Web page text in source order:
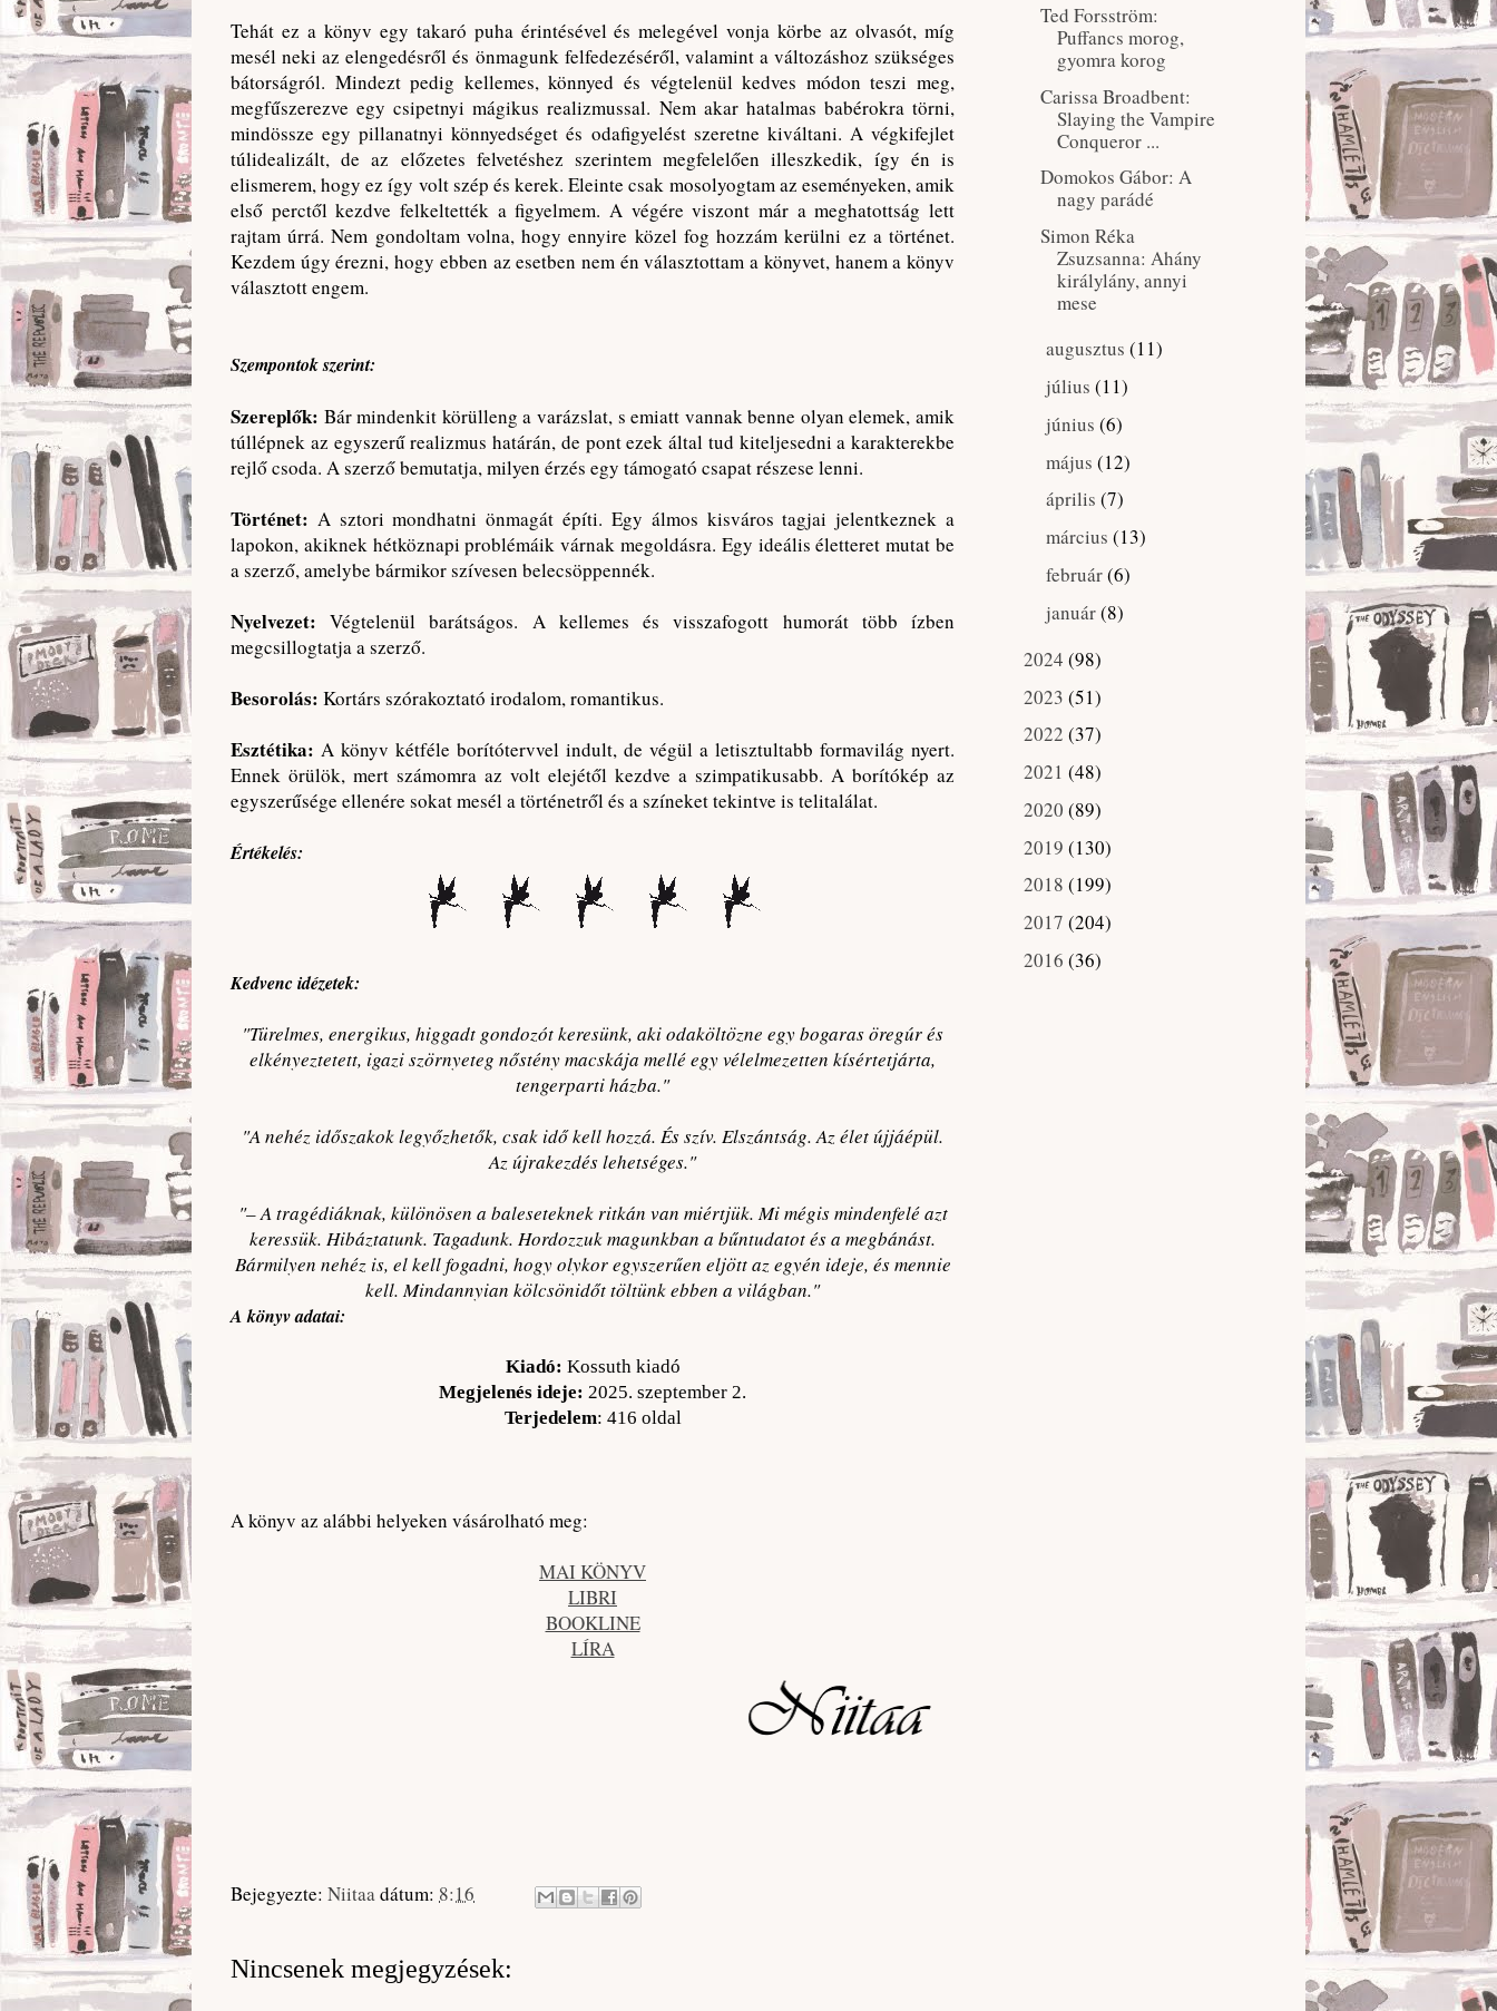
Tehát ez a könyv egy takaró puha érintésével és melegével vonja körbe az olvasót, míg
mesél neki az elengedésről és önmagunk felfedezéséről, valamint a változáshoz szükséges
bátorságról. Mindezt pedig kellemes, könnyed és végtelenül kedves módon teszi meg,
megfűszerezve egy csipetnyi mágikus realizmussal. Nem akar hatalmas babérokra törni,
mindössze egy pillanatnyi könnyedséget és odafigyelést szeretne kiváltani. A végkifejlet
túlidealizált, de az előzetes felvetéshez szerintem megfelelően illeszkedik, így én is
elismerem, hogy ez így volt szép és kerek. Eleinte csak mosolyogtam az eseményeken, amik
első perctől kezdve felkeltették a figyelmem. A végére viszont már a meghatottság lett
rajtam úrrá. Nem gondoltam volna, hogy ennyire közel fog hozzám kerülni ez a történet.
Kezdem úgy érezni, hogy ebben az esetben nem én választottam a könyvet, hanem a könyv
választott engem.
Szempontok szerint:
Szereplők: Bár mindenkit körülleng a varázslat, s emiatt vannak benne olyan elemek, amik
túllépnek az egyszerű realizmus határán, de pont ezek által tud kiteljesedni a karakterekbe
rejlő csoda. A szerző bemutatja, milyen érzés egy támogató csapat részese lenni.
Történet: A sztori mondhatni önmagát építi. Egy álmos kisváros tagjai jelentkeznek a
lapokon, akiknek hétköznapi problémáik várnak megoldásra. Egy ideális életteret mutat be
a szerző, amelybe bármikor szívesen belecsöppennék.
Nyelvezet:Végtelenül barátságos. A kellemes és visszafogott humorát több ízben
megcsillogtatja a szerző.
Besorolás: Kortárs szórakoztató irodalom, romantikus.
Esztétika: A könyv kétféle borítótervvel indult, de végül a letisztultabb formavilág nyert.
Ennek örülök, mert számomra az volt elejétől kezdve a szimpatikusabb. A borítókép az
egyszerűsége ellenére sokat mesél a történetről és a színeket tekintve is telitalálat.
Értékelés:
Kedvenc idézetek:
"Türelmes, energikus, higgadt gondozót keresünk, aki odaköltözne egy bogaras öregúr és
elkényeztetett, igazi szörnyeteg nőstény macskája mellé egy vélelmezetten kísértetjárta,
tengerparti házba."
"A nehéz időszakok legyőzhetők, csak idő kell hozzá. És szív. Elszántság. Az élet újjáépül.
Az újrakezdés lehetséges."
"– A tragédiáknak, különösen a baleseteknek ritkán van miértjük. Mi mégis mindenfelé azt
keressük. Hibáztatunk. Tagadunk. Hordozzuk magunkban a bűntudatot és a megbánást.
Bármilyen nehéz is, el kell fogadni, hogy olykor egyszerűen eljött az egyén ideje, és mennie
kell. Mindannyian kölcsönidőt töltünk ebben a világban."
A könyv adatai:
Kiadó: Kossuth kiadó
Megjelenés ideje: 2025. szeptember 2.
Terjedelem: 416 oldal
A könyv az alábbi helyeken vásárolható meg:
MAI KÖNYV
LIBRI
BOOKLINE
LÍRA
Bejegyezte: Niitaadátum: 8:16
Nincsenek megjegyzések:
Ted Forsström:
Puffancs ​morog,
gyomra korog
Carissa Broadbent:
Slaying ​the Vampire
Conqueror ...
Domokos Gábor: A
nagy parádé
Simon Réka
Zsuzsanna: Ahány ​
királylány, annyi
mese
►augusztus(11)
július(11)
június(6)
►május(12)
►április(7)
►március(13)
►február(6)
január(8)
2024 (98)
2023 (51)
2022 (37)
2021 (48)
2020 (89)
2019 (130)
2018 (199)
2017 (204)
2016 (36)